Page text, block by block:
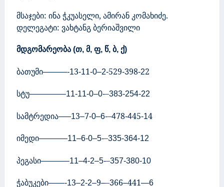
მსაჯები: ინა ჭკუასელი, ამირან კომახიძე.
დელეგატი: ვახტანგ ბერიაშვილი
მდგომარეობა (თ, მ, ფ, წ, ბ, ქ)
ბათუმი———-13-11-0–2-529-398-22
სტუ————–11-11-0–0-–383-254-22
სამტრედია—–13–7-0–6-–478-445-14
იმედი———–11–6-0–5-–335-364-12
პეგასი———–11–4-2–5-–357-380-10
ჭაბუკები——-13–2-2–9––366–441—6